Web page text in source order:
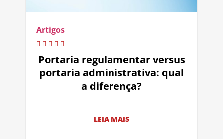
Artigos
Portaria regulamentar versus
portaria administrativa: qual
a diferença?
LEIA MAIS